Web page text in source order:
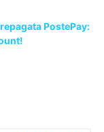
PostePay: